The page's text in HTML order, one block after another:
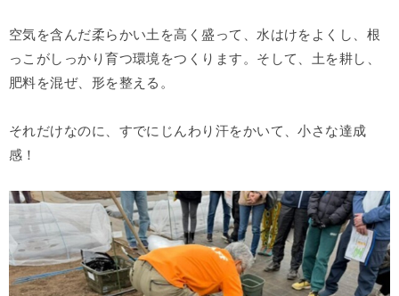
空気を含んだ柔らかい土を高く盛って、水はけをよくし、根
っこがしっかり育つ環境をつくります。そして、土を耕し、
肥料を混ぜ、形を整える。
それだけなのに、すでにじんわり汗をかいて、小さな達成
感！